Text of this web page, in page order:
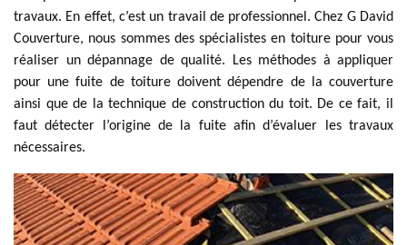
travaux. En effet, c’est un travail de professionnel. Chez G David
Couverture, nous sommes des spécialistes en toiture pour vous
réaliser un dépannage de qualité. Les méthodes à appliquer
pour une fuite de toiture doivent dépendre de la couverture
ainsi que de la technique de construction du toit. De ce fait, il
faut détecter l’origine de la fuite afin d’évaluer les travaux
nécessaires.